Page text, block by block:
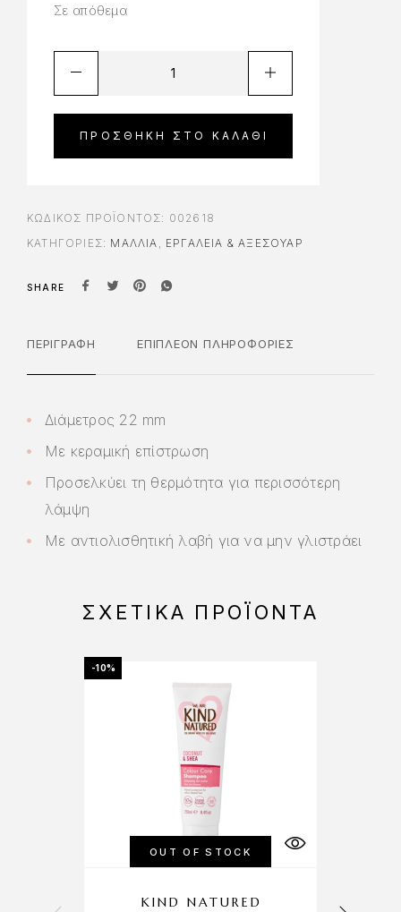
Σε απόθεμα
ΠΡΟΣΘΉΚΗ ΣΤΟ ΚΑΛΆΘΙ
ΚΩΔΙΚΌΣ ΠΡΟΪΌΝΤΟΣ: 002618
ΚΑΤΗΓΟΡΊΕΣ: ΜΑΛΛΙΑ , ΕΡΓΑΛΕΊΑ & AΞΕΣΟΥΆΡ
SHARE
ΠΕΡΙΓΡΑΦΉ ΕΠΙΠΛΈΟΝ ΠΛΗΡΟΦΟΡΊΕΣ
Διάμετρος 22 mm
Με κεραμική επίστρωση
Προσελκύει τη θερμότητα για περισσότερη
λάμψη
Με αντιολισθητική λαβή για να μην γλιστράει
ΣΧΕΤΙΚΆ ΠΡΟΪΌΝΤΑ
-10%
OUT OF STOCK
KIND NATURED